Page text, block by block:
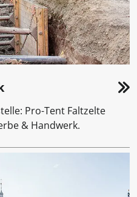
Pro-Tent Faltzelte
& Handwerk.